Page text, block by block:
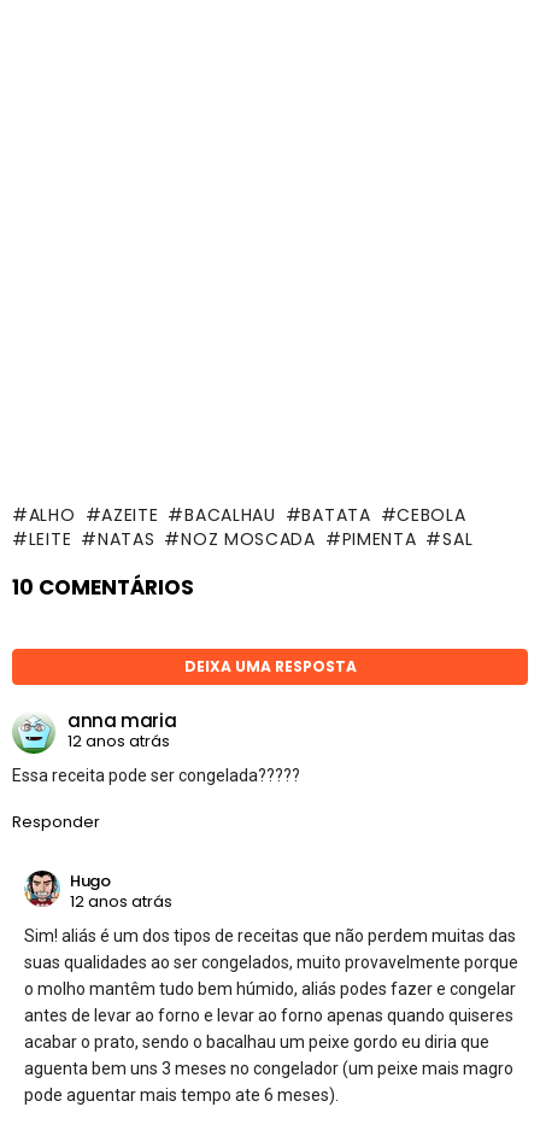
ALHO AZEITE BACALHAU BATATA
CEBOLA
LEITE
NATAS NOZ MOSCADA PIMENTA SAL
10 COMENTÁRIOS
DEIXA UMA RESPOSTA
anna maria
12 anos atrás
Essa receita pode ser congelada?????
Responder
Hugo
12 anos atrás
Sim! aliás é um dos tipos de receitas que não perdem muitas das
suas qualidades ao ser congelados, muito provavelmente porque
o molho mantêm tudo bem húmido, aliás podes fazer e congelar
antes de levar ao forno e levar ao forno apenas quando quiseres
acabar o prato, sendo o bacalhau um peixe gordo eu diria que
aguenta bem uns 3 meses no congelador (um peixe mais magro
pode aguentar mais tempo ate 6 meses).